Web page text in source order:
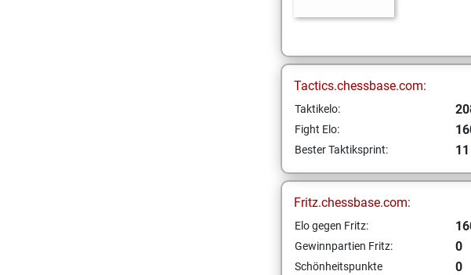
Tactics.chessbase.com:
Taktikelo:
Fight Elo:
Bester Taktiksprint:
Fritz.chessbase.com:
Elo gegen Fritz:
Gewinnpartien Fritz: 0
Schönheitspunkte
0